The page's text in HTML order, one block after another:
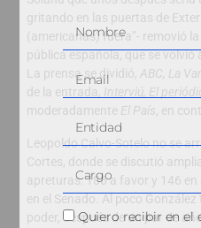
gritando en las puertas de
(americanas) fuera”- removió
pública española, que se volvió
La prensa se dividió, ABC, La
de la entrada, Interviú, El
moderadamente El País, en
Leopoldo Calvo-Sotelo no se
Cortes, donde se discutió
apreturas: 186 a favor y 146
en el Senado. Al poco
poder, después de un par de
Quiero recibir en el